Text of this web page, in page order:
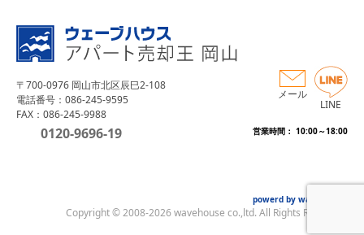
〒700-0976 岡山市北区辰巳2-108
電話番号：086-245-9595
FAX：086-245-9988
0120-9696-19 営業時間： 10:00～18:00
メール
LINE
powerd by wave house
Copyright © 2008-2026 wavehouse co.,ltd. All Rights Reserved.